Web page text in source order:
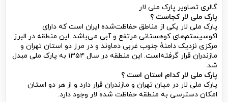
گالری تصاویر پارک ملی لار
پارک ملی لار کجاست ؟
پارک ملی لار یکی از مناطق حفاظت‌شده ایران است که دارای
اکوسیستم‌های کوهستانی مرتفع و آبی می‌باشد. این منطقه در البرز
مرکزی نزدیک دامنهٔ جنوب غربی دماوند و در مرز دو استان تهران و
مازندران قرار گرفته‌است. این منطقه در سال ۱۳۵۴ به پارک ملی مبدل
شد.
پارک ملی لار کدام استان است ؟
پارک ملی لار در میان تهران و مازندران قرار دارد و از هر دو استان
امکان دسترسی به منطقه حفاظت شده لار وجود دارد.